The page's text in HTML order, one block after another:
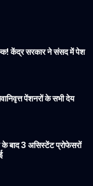
केंद्र सरकार ने संसद में पेश
पेंशनरों के सभी देय
के बाद 3 असिस्टेंट प्रोफेसरों